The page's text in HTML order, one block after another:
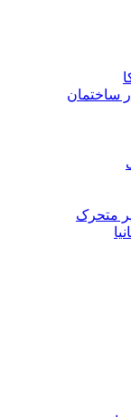
ساختمان
متحرک